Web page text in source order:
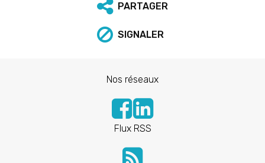
PARTAGER
SIGNALER
Nos réseaux
Flux RSS